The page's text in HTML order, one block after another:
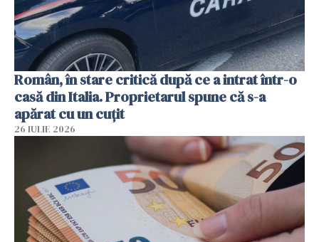
Român, în stare critică după ce a intrat într-o
casă din Italia. Proprietarul spune că s-a
apărat cu un cuțit
26 IULIE 2026